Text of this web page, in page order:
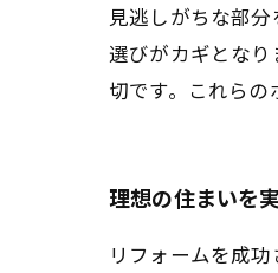
見逃しがちな部
選びがカギとな
切です。これらの
理想の住まいを
リフォームを成